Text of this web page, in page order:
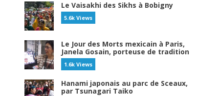
Le Vaisakhi des Sikhs à Bobigny
5.6k Views
Le Jour des Morts mexicain à Paris,
Janela Gosain, porteuse de tradition
1.6k Views
Hanami japonais au parc de Sceaux,
par Tsunagari Taiko